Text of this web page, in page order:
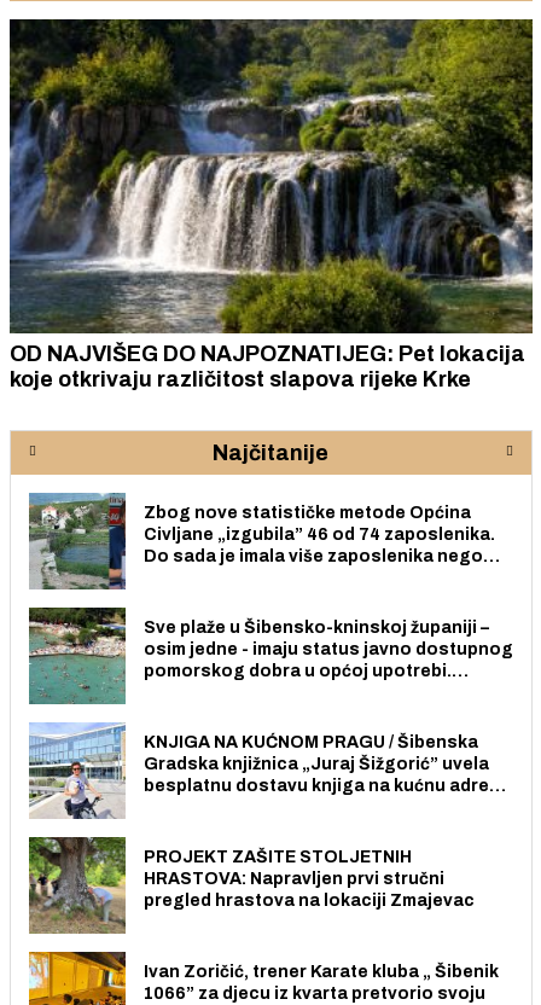
OD NAJVIŠEG DO NAJPOZNATIJEG: Pet lokacija
koje otkrivaju različitost slapova rijeke Krke
Najčitanije
Zbog nove statističke metode Općina
Civljane „izgubila” 46 od 74 zaposlenika.
Do sada je imala više zaposlenika nego
Sve plaže u Šibensko-kninskoj županiji –
osim jedne - imaju status javno dostupnog
pomorskog dobra u općoj upotrebi.
KNJIGA NA KUĆNOM PRAGU / Šibenska
Gradska knjižnica „Juraj Šižgorić” uvela
besplatnu dostavu knjiga na kućnu adresu
PROJEKT ZAŠITE STOLJETNIH
HRASTOVA: Napravljen prvi stručni
pregled hrastova na lokaciji Zmajevac
Ivan Zoričić, trener Karate kluba „ Šibenik
1066” za djecu iz kvarta pretvorio svoju